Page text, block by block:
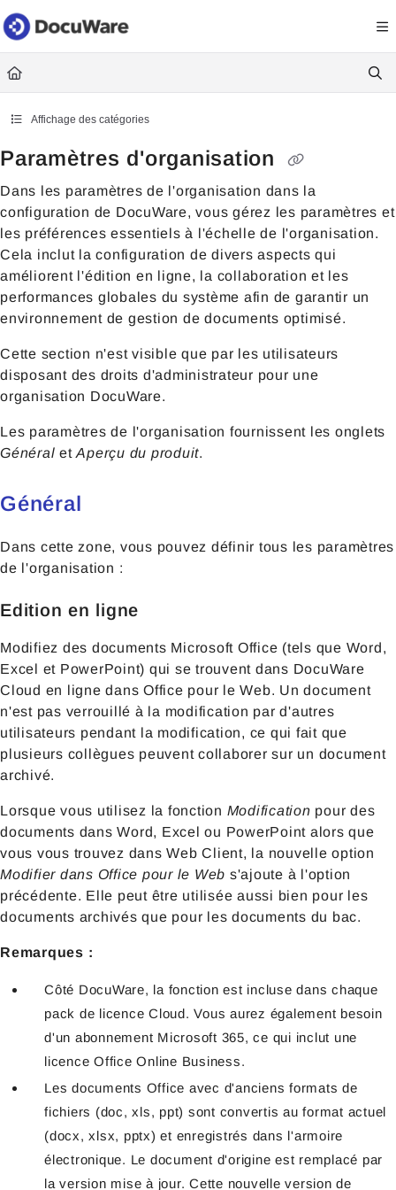
Documentation Index
Fetch the complete documentation index at: https://
Use this file to discover all available pages before exploring further.
Affichage des catégories
Paramètres d'organisation
Dans les paramètres de l'organisation dans la
configuration de DocuWare, vous gérez les paramètres et
les préférences essentiels à l'échelle de l'organisation.
Cela inclut la configuration de divers aspects qui
améliorent l'édition en ligne, la collaboration et les
performances globales du système afin de garantir un
environnement de gestion de documents optimisé.
Cette section n'est visible que par les utilisateurs
disposant des droits d'administrateur pour une
organisation DocuWare.
Les paramètres de l'organisation fournissent les onglets
Général etAperçu du produit.
Général
Dans cette zone, vous pouvez définir tous les paramètres
de l'organisation :
Edition en ligne
Modifiez des documents Microsoft Office (tels que Word,
Excel et PowerPoint) qui se trouvent dans DocuWare
Cloud en ligne dans Office pour le Web. Un document
n'est pas verrouillé à la modification par d'autres
utilisateurs pendant la modification, ce qui fait que
plusieurs collègues peuvent collaborer sur un document
archivé.
Lorsque vous utilisez la fonction Modification pour des
documents dans Word, Excel ou PowerPoint alors que
vous vous trouvez dans Web Client, la nouvelle option
Modifier dans Office pour le Web s'ajoute à l'option
précédente. Elle peut être utilisée aussi bien pour les
documents archivés que pour les documents du bac.
Remarques :
Côté DocuWare, la fonction est incluse dans chaque
pack de licence Cloud. Vous aurez également besoin
d'un abonnement Microsoft 365, ce qui inclut une
licence Office Online Business.
Les documents Office avec d'anciens formats de
fichiers (doc, xls, ppt) sont convertis au format actuel
(docx, xlsx, pptx) et enregistrés dans l'armoire
électronique. Le document d'origine est remplacé par
la version mise à jour. Cette nouvelle version de